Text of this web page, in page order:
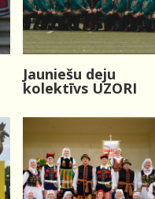
Jauniešu deju
kolektīvs UZORI